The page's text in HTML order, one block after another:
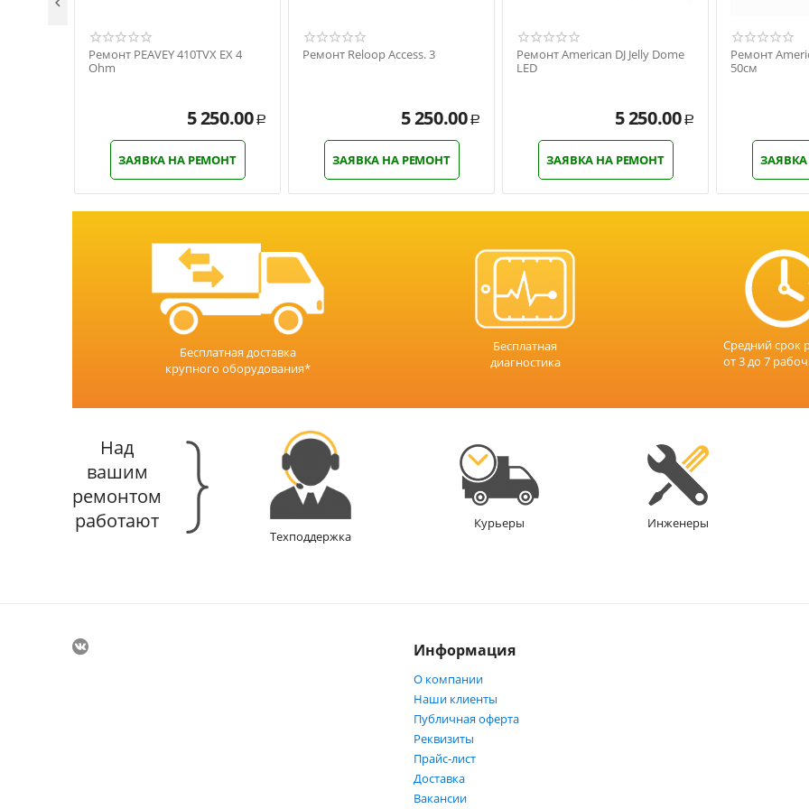
Ремонт PEAVEY 410TVX EX 4
Ohm
5 250.00 Р
ЗАЯВКА НА РЕМОНТ
Ремонт Reloop Access. 3
5 250.00 Р
ЗАЯВКА НА РЕМОНТ
Ремонт American DJ Jelly Dome
LED
5 250.00 Р
ЗАЯВКА НА РЕМОНТ
Ремонт
50см
Бесплатная доставка
крупного оборудования*
Бесплатная
диагностика
Средний срок
от 3 до 7
Над
вашим
ремонтом
работают
Техподдержка
Курьеры Инженеры
Информация
О компании
Наши клиенты
Публичная оферта
Реквизиты
Прайс-лист
Доставка
Вакансии